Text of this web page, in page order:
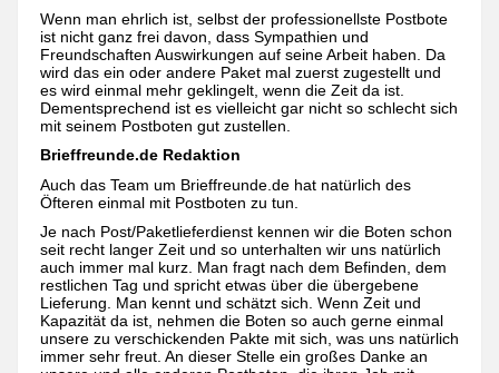
Wenn man ehrlich ist, selbst der professionellste Postbote
ist nicht ganz frei davon, dass Sympathien und
Freundschaften Auswirkungen auf seine Arbeit haben. Da
wird das ein oder andere Paket mal zuerst zugestellt und
es wird einmal mehr geklingelt, wenn die Zeit da ist.
Dementsprechend ist es vielleicht gar nicht so schlecht sich
mit seinem Postboten gut zustellen.
Brieffreunde.de Redaktion
Auch das Team um Brieffreunde.de hat natürlich des
Öfteren einmal mit Postboten zu tun.
Je nach Post/Paketlieferdienst kennen wir die Boten schon
seit recht langer Zeit und so unterhalten wir uns natürlich
auch immer mal kurz. Man fragt nach dem Befinden, dem
restlichen Tag und spricht etwas über die übergebene
Lieferung. Man kennt und schätzt sich. Wenn Zeit und
Kapazität da ist, nehmen die Boten so auch gerne einmal
unsere zu verschickenden Pakte mit sich, was uns natürlich
immer sehr freut. An dieser Stelle ein großes Danke an